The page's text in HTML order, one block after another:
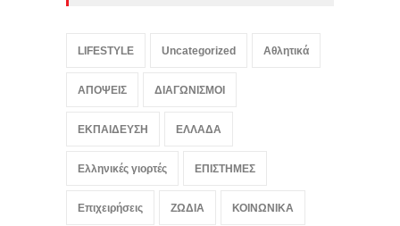
αποδείχθηκε έργο Ρώσων
ΚΟΣΜΟΣ,ΠΟΛΙΤΙΚΗ
LIFESTYLE Uncategorized Αθλητικά
ΑΠΟΨΕΙΣ ΔΙΑΓΩΝΙΣΜΟΙ
ΕΚΠΑΙΔΕΥΣΗ ΕΛΛΑΔΑ
Ελληνικές γιορτές ΕΠΙΣΤΗΜΕΣ
Επιχειρήσεις ΖΩΔΙΑ ΚΟΙΝΩΝΙΚΑ